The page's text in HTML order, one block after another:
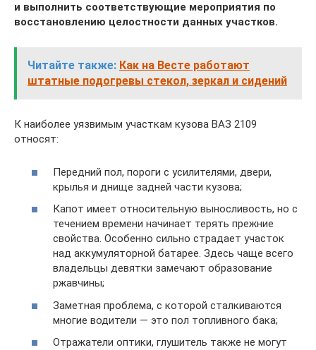
и выполнить соответствующие мероприятия по
восстановлению целостности данных участков.
Читайте также: Как на Весте работают
штатные подогревы стекол, зеркал и сидений
К наиболее уязвимым участкам кузова ВАЗ 2109
относят:
Передний пол, пороги с усилителями, двери,
крылья и днище задней части кузова;
Капот имеет относительную выносливость, но с
течением времени начинает терять прежние
свойства. Особенно сильно страдает участок
над аккумуляторной батарее. Здесь чаще всего
владельцы девятки замечают образование
ржавчины;
Заметная проблема, с которой сталкиваются
многие водители — это пол топливного бака;
Отражатели оптики, глушитель также не могут